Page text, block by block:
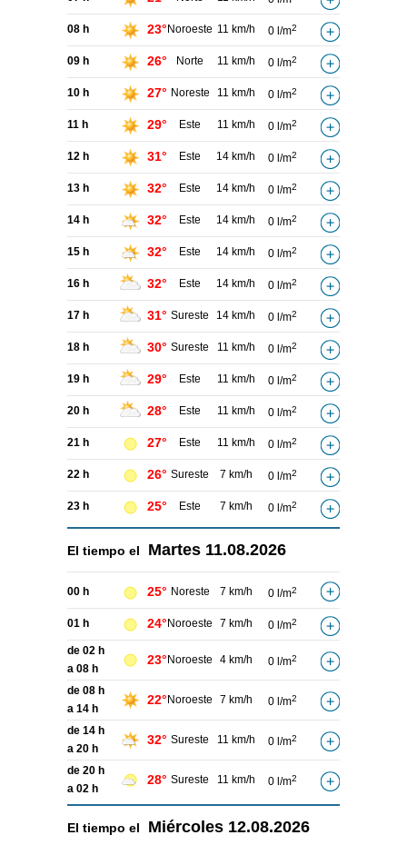
08 h 23° Noroeste 11 km/h 0 l/m2
09 h 26° Norte 11 km/h 0 l/m2
10 h 27° Noreste 11 km/h 0 l/m2
11 h 29° Este 11 km/h 0 l/m2
12 h 31° Este 14 km/h 0 l/m2
13 h 32° Este 14 km/h 0 l/m2
14 h 32° Este 14 km/h 0 l/m2
15 h 32° Este 14 km/h 0 l/m2
16 h 32° Este 14 km/h 0 l/m2
17 h 31° Sureste 14 km/h 0 l/m2
18 h 30° Sureste 11 km/h 0 l/m2
19 h 29° Este 11 km/h 0 l/m2
20 h 28° Este 11 km/h 0 l/m2
21 h 27° Este 11 km/h 0 l/m2
22 h 26° Sureste 7 km/h 0 l/m2
23 h 25° Este 7 km/h 0 l/m2
El tiempo el Martes 11.08.2026
00 h 25° Noreste 7 km/h 0 l/m2
01 h 24° Noroeste 7 km/h 0 l/m2
de 02 h
a 08 h
23° Noroeste 4 km/h 0 l/m2
de 08 h
a 14 h
22° Noroeste 7 km/h 0 l/m2
de 14 h
a 20 h
32° Sureste 11 km/h 0 l/m2
de 20 h
a 02 h
28° Sureste 11 km/h 0 l/m2
El tiempo el Miércoles 12.08.2026